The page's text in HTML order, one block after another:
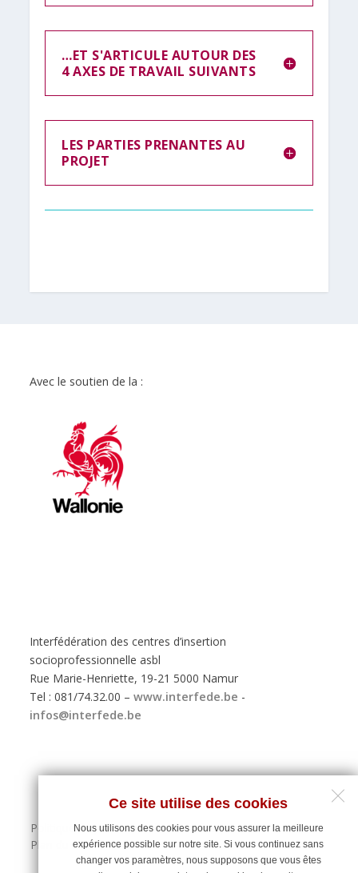
Ce site utilise des cookies
Nous utilisons des cookies pour vous assurer la meilleure
expérience possible sur notre site. Si vous continuez sans
changer vos paramètres, nous supposons que vous êtes
…ET S'ARTICULE AUTOUR DES
4 AXES DE TRAVAIL SUIVANTS
LES PARTIES PRENANTES AU
PROJET
Avec le soutien de la :
Interfédération des centres d’insertion
socioprofessionnelle asbl
Rue Marie-Henriette, 19-21 5000 Namur
Tel : 081/74.32.00 –www.interfede.be -
infos@interfede.be
Politique de protection des données personnelles
Plan du site